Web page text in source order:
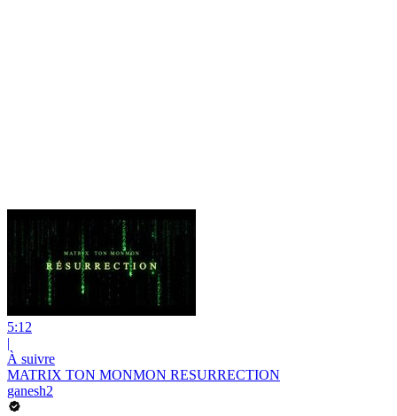
5:12
|
À suivre
MATRIX TON MONMON RESURRECTION
ganesh2